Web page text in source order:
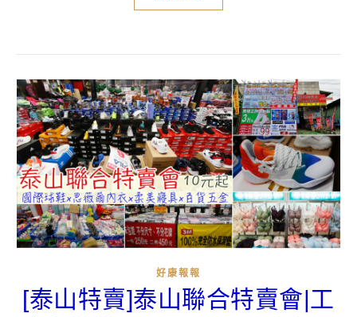
好康報報
[泰山特賣]泰山聯合特賣會|工